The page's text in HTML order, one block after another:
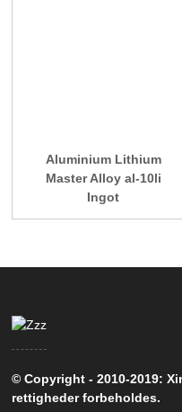
Aluminium Lithium
Master Alloy al-10li
Ingot
© Copyright - 2010-2019:
rettigheder forbeholdes.